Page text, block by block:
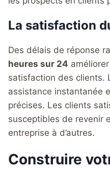
La satisfaction
Des délais de réponse
heures sur 24
satisfaction des clients.
assistance instantanée
précises. Les clients
susceptibles de revenir
entreprise à d’autres.
Construire